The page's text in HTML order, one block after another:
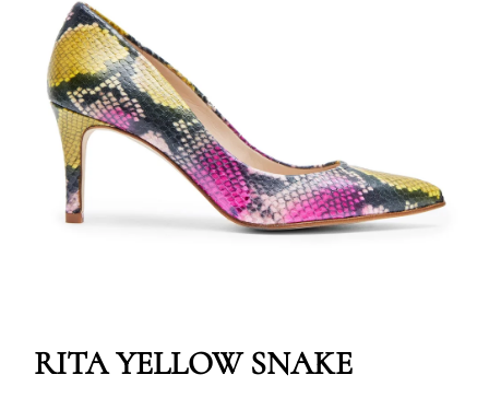
RITA YELLOW SNAKE